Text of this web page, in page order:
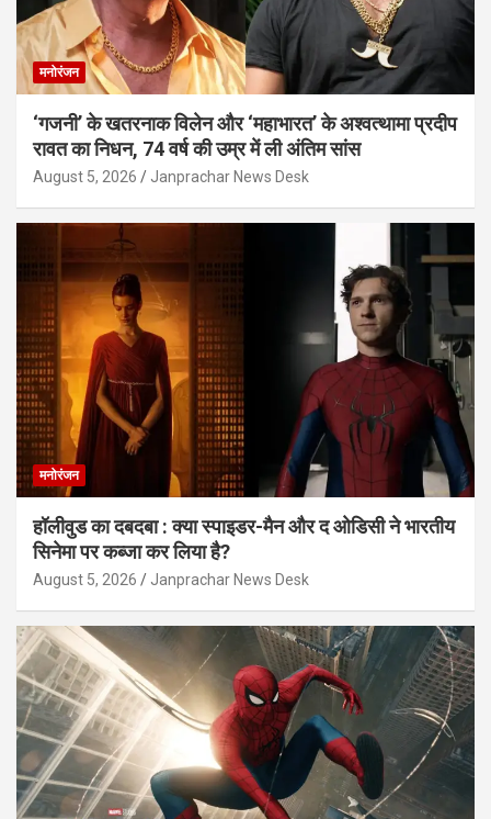
मनोरंजन
‘गजनी’ के खतरनाक विलेन और ‘महाभारत’ के अश्वत्थामा प्रदीप
रावत का निधन, 74 वर्ष की उम्र में ली अंतिम सांस
August 5, 2026 Janprachar News Desk
मनोरंजन
हॉलीवुड का दबदबा : क्या स्पाइडर-मैन और द ओडिसी ने भारतीय
सिनेमा पर कब्जा कर लिया है?
August 5, 2026 Janprachar News Desk